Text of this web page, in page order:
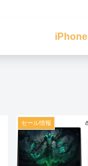
iPhone
セール情報